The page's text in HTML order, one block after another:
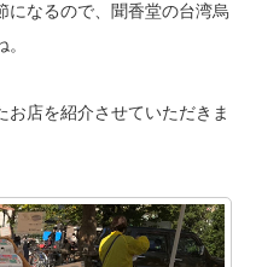
なるので、 聞香堂の台湾烏
お店を紹介させていただきま